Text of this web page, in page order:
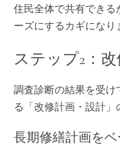
住民全体で共有でき
ーズにするカギになり
ステップ2：
調査診断の結果を受
る「改修計画・設計」
長期修繕計画を